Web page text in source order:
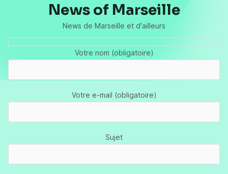
News of Marseille
News de Marseille et d'ailleurs
Votre nom (obligatoire)
Votre e-mail (obligatoire)
Sujet